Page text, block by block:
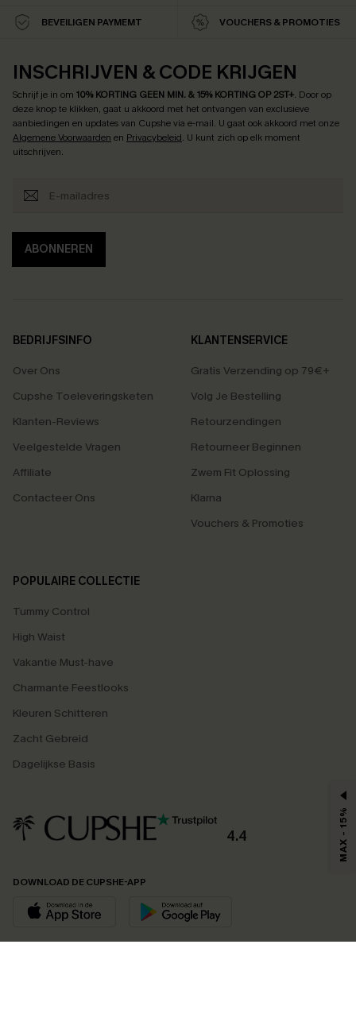
BEVEILIGEN PAYMEMT VOUCHERS & PROMOTIES
INSCHRIJVEN & CODE KRIJGEN
Schrijf je in om 10% KORTING GEEN MIN. & 15% KORTING OP 2ST+. Door op
deze knop te klikken, gaat u akkoord met het ontvangen van exclusieve
aanbiedingen en updates van Cupshe via e-mail. U gaat ook akkoord met onze
Algemene Voorwaarden en Privacybeleid. U kunt zich op elk moment
uitschrijven.
ABONNEREN
BEDRIJFSINFO
Over Ons
Cupshe Toeleveringsketen
Klanten-Reviews
Veelgestelde Vragen
Affiliate
Contacteer Ons
KLANTENSERVICE
Gratis Verzending op 79€+
Volg Je Bestelling
Retourzendingen
Retourneer Beginnen
Zwem Fit Oplossing
Klarna
Vouchers & Promoties
POPULAIRE COLLECTIE
Tummy Control
High Waist
Vakantie Must-have
Charmante Feestlooks
Kleuren Schitteren
Zacht Gebreid
Dagelijkse Basis
4.4
DOWNLOAD DE CUPSHE-APP
MAX - 15%